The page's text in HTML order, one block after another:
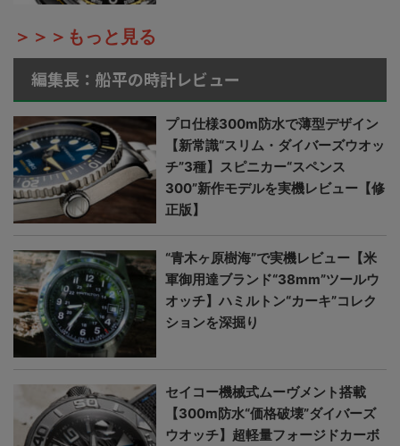
＞＞＞もっと見る
編集長：船平の時計レビュー
プロ仕様300m防水で薄型デザイン
【新常識“スリム・ダイバーズウオッ
チ”3種】スピニカー“スペンス
300”新作モデルを実機レビュー【修
正版】
“青木ヶ原樹海”で実機レビュー【米
軍御用達ブランド“38mm”ツールウ
オッチ】ハミルトン“カーキ”コレク
ションを深掘り
セイコー機械式ムーヴメント搭載
【300m防水“価格破壊”ダイバーズ
ウオッチ】超軽量フォージドカーボ